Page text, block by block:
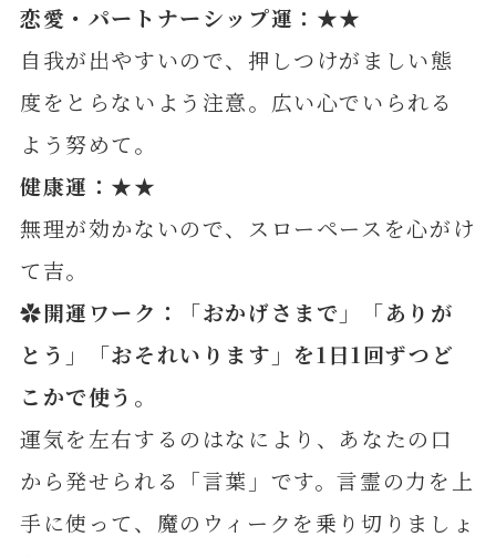
恋愛・パートナーシップ運：★★
自我が出やすいので、押しつけがましい態
度をとらないよう注意。広い心でいられる
よう努めて。
健康運：★★
無理が効かないので、スローペースを心がけ
て吉。
✿開運ワーク：「おかげさまで」「ありが
とう」「おそれいります」を1日1回ずつど
こかで使う 。
運気を左右するのはなにより、あなたの口
から発せられる「言葉」です。言霊の力を上
手に使って、魔のウィークを乗り切りましょ